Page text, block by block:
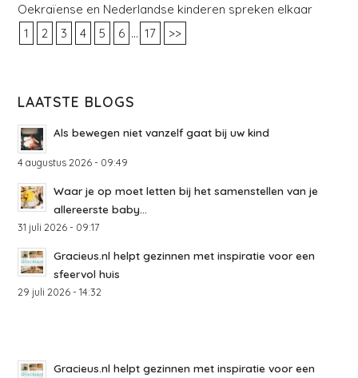
Oekraïense en Nederlandse kinderen spreken elkaar
1
2 3 4 5 6 ... 17 >>
LAATSTE BLOGS
Als bewegen niet vanzelf gaat bij uw kind
4 augustus 2026 - 09:49
Waar je op moet letten bij het samenstellen van je
allereerste baby...
31 juli 2026 - 09:17
Gracieus.nl helpt gezinnen met inspiratie voor een
sfeervol huis
29 juli 2026 - 14:32
Gracieus.nl helpt gezinnen met inspiratie voor een